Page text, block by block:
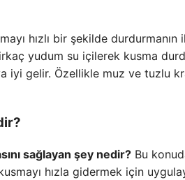
hızlı bir şekilde
yudum su içilerek kusma
iyi gelir. Özellikle muz ve tuzlu
sağlayan şey nedir? Bu
hızla gidermek için